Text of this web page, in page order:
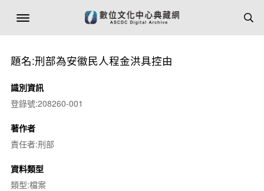
題名:刑部為安徽民人程金洪具控由
識別資訊
登錄號:208260-001
著作者
責任者:刑部
資料類型
類型:檔案